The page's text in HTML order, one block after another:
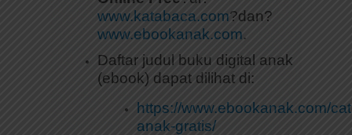
www.katabaca.com?dan?
www.ebookanak.com.
Daftar judul buku digital anak
(ebook) dapat dilihat di:
https://www.ebookanak.com/
anak-gratis/